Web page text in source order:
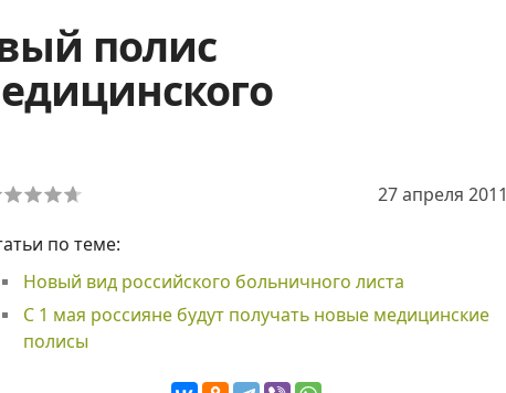
полис
27 апреля 2011
по теме:
Новый вид российского больничного листа
С 1 мая россияне будут получать новые медицинские
полисы